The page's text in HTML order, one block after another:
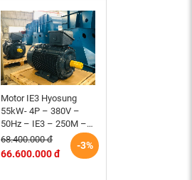
Motor IE3 Hyosung
55kW- 4P – 380V –
50Hz – IE3 – 250M –
B3 hiệu suất cao
-3%
68.400.000 đ
66.600.000 đ